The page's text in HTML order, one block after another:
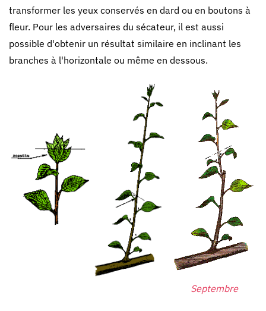
transformer les yeux conservés en dard ou en boutons à
fleur. Pour les adversaires du sécateur, il est aussi
possible d'obtenir un résultat similaire en inclinant les
branches à l'horizontale ou même en dessous.
Septembre